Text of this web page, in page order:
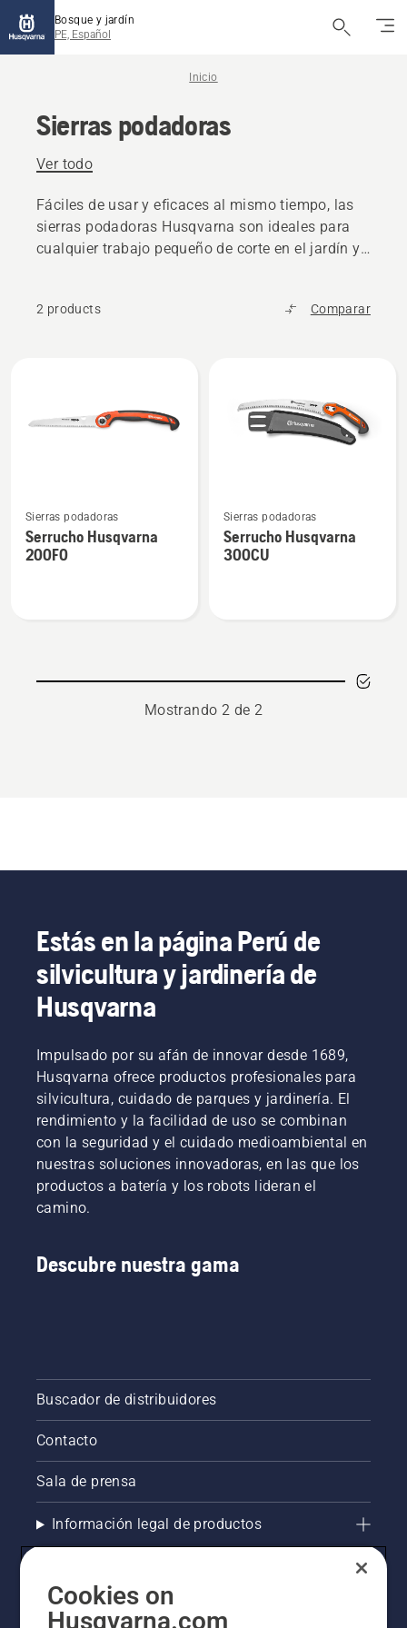
Bosque y jardín
PE, Español
Inicio
Sierras podadoras
Ver todo
Fáciles de usar y eficaces al mismo tiempo, las
sierras podadoras Husqvarna son ideales para
cualquier trabajo pequeño de corte en el jardín y
2 products Comparar
más
detalles
sobre
Sierras podadoras
Serrucho Husqvarna
200FO
más
detalles
sobre
Sierras podadoras
Serrucho Husqvarna
300CU
Mostrando 2 de 2
Estás en la página Perú de
silvicultura y jardinería de
Husqvarna
Impulsado por su afán de innovar desde 1689,
Husqvarna ofrece productos profesionales para
silvicultura, cuidado de parques y jardinería. El
rendimiento y la facilidad de uso se combinan
con la seguridad y el cuidado medioambiental en
nuestras soluciones innovadoras, en las que los
productos a batería y los robots lideran el
camino.
Descubre nuestra gama
Buscador de distribuidores
Contacto
Sala de prensa
Información legal de productos
AlertLine/ Canal de Denúncias
Cookies on
Husqvarna.com